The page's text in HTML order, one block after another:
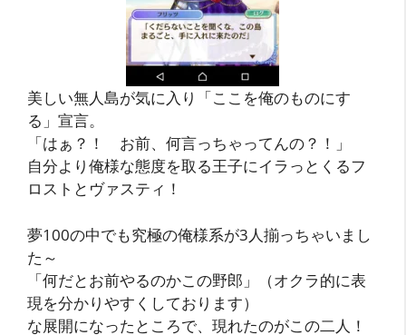
美しい無人島が気に入り「ここを俺のものにす
る」宣言。
「はぁ？！ お前、何言っちゃってんの？！」
自分より俺様な態度を取る王子にイラっとくるフ
ロストとヴァスティ！
夢100の中でも究極の俺様系が3人揃っちゃいまし
た～
「何だとお前やるのかこの野郎」（オクラ的に表
現を分かりやすくしております）
な展開になったところで、現れたのがこの二人！